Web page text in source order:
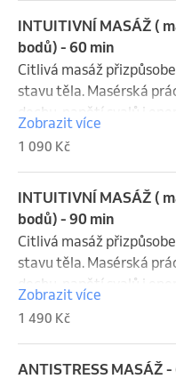
INTUITIVNÍ MASÁŽ (
bodů) - 60 min
Citlivá masáž
stavu těla. Masérská
dechu, napětí svalů i
Každá návštěva je
toho, co v daný moment
Součástí je také
podle vašich preferencí
maximálně příjemně a
Zobrazit více
1 090 Kč
INTUITIVNÍ MASÁŽ (
bodů) - 90 min
Citlivá masáž
stavu těla. Masérská
dechu, napětí svalů i
Každá návštěva je
toho, co v daný moment
Součástí je také
podle vašich preferencí –
Zobrazit více
1 490 Kč
ANTISTRESS MASÁŽ -